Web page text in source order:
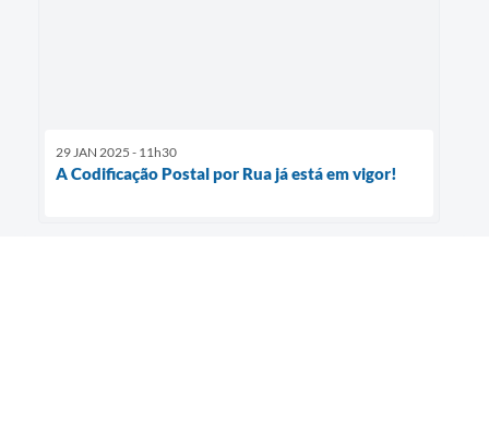
29 JAN 2025 - 11h30
A Codificação Postal por Rua já está em vigor!